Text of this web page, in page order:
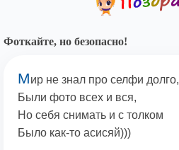
Фоткайте, но безопасно!
Мир не знал про селфи долго,
Были фото всех и вся,
Но себя снимать и с толком
Было как-то асисяй)))